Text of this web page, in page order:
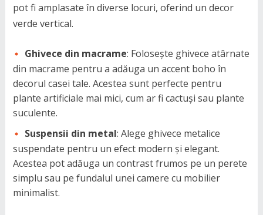
pot fi amplasate în diverse locuri, oferind un decor
verde vertical.
Ghivece din macrame: Folosește ghivece atârnate
din macrame pentru a adăuga un accent boho în
decorul casei tale. Acestea sunt perfecte pentru
plante artificiale mai mici, cum ar fi cactuși sau plante
suculente.
Suspensii din metal: Alege ghivece metalice
suspendate pentru un efect modern și elegant.
Acestea pot adăuga un contrast frumos pe un perete
simplu sau pe fundalul unei camere cu mobilier
minimalist.